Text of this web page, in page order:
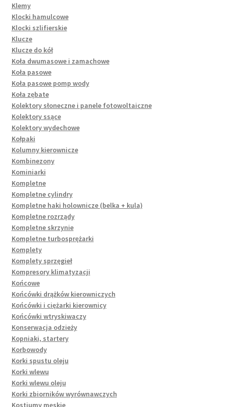
Klemy
Klocki hamulcowe
Klocki szlifierskie
Klucze
Klucze do kół
Koła dwumasowe i zamachowe
Koła pasowe
Koła pasowe pomp wody
Koła zębate
Kolektory słoneczne i panele fotowoltaiczne
Kolektory ssące
Kolektory wydechowe
Kołpaki
Kolumny kierownicze
Kombinezony
Kominiarki
Kompletne
Kompletne cylindry
Kompletne haki holownicze (belka + kula)
Kompletne rozrządy
Kompletne skrzynie
Kompletne turbosprężarki
Komplety
Komplety sprzęgieł
Kompresory klimatyzacji
Końcowe
Końcówki drążków kierowniczych
Końcówki i ciężarki kierownicy
Końcówki wtryskiwaczy
Konserwacja odzieży
Kopniaki, startery
Korbowody
Korki spustu oleju
Korki wlewu
Korki wlewu oleju
Korki zbiorników wyrównawczych
Kostiumy męskie